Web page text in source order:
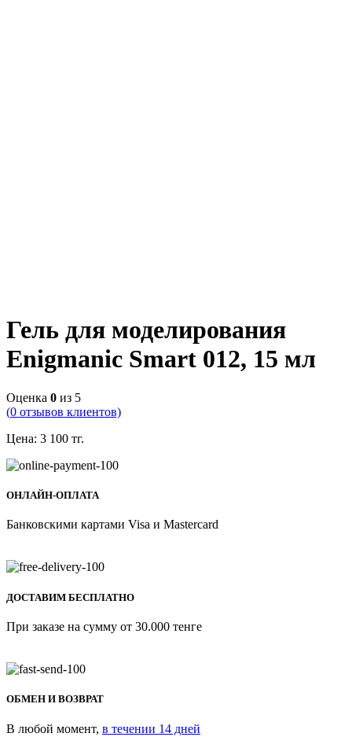
Гель для моделирования
Enigmanic Smart 012, 15 мл
Оценка 0 из 5
(0 отзывов клиентов)
Цена: 3 100 тг.
ОНЛАЙН-ОПЛАТА
Банковскими картами Visa и Mastercard
ДОСТАВИМ БЕСПЛАТНО
При заказе на сумму от 30.000 тенге
ОБМЕН И ВОЗВРАТ
В любой момент, в течении 14 дней